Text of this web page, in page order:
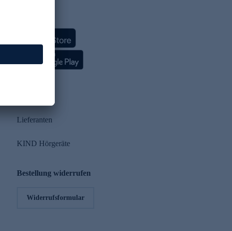
Lieferanten
KIND Hörgeräte
Bestellung widerrufen
Widerrufsformular